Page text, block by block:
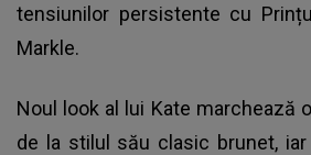
tensiunilor persistente cu
Markle.
Noul look al lui Kate marchează
de la stilul său clasic brunet,